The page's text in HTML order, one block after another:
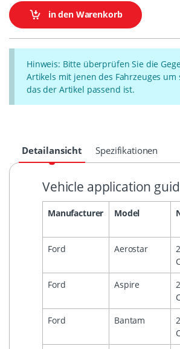
in den Warenkorb
Hinweis: Bitte überprüfen Sie die
Artikels mit jenen des Fahrzeuges um
das der Artikel passend ist.
Detailansicht Spezifikationen
Vehicle application
Manufacturer Model
Ford
Aerostar
Ford Aspire
Ford Bantam